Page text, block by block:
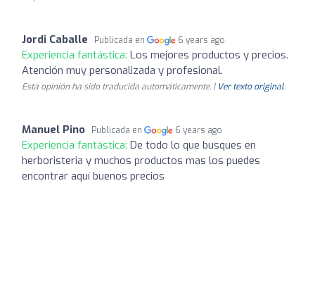
Jordi Caballe Publicada en 6 years ago
Experiencia fantástica: Los mejores productos y precios.
Atención muy personalizada y profesional.
Esta opinión ha sido traducida automáticamente. | Ver texto original
Manuel Pino Publicada en 6 years ago
Experiencia fantástica: De todo lo que busques en
herboristeria y muchos productos mas los puedes
encontrar aquí buenos precios